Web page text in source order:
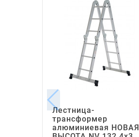
Лестница-
трансформер
алюминиевая НОВАЯ